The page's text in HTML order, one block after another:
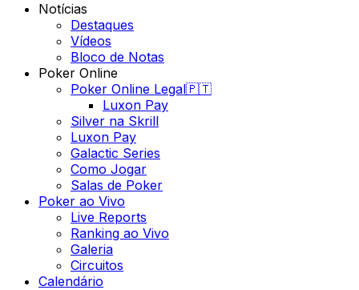
Notícias
Destaques
Vídeos
Bloco de Notas
Poker Online
Poker Online Legal🇵🇹
Luxon Pay
Silver na Skrill
Luxon Pay
Galactic Series
Como Jogar
Salas de Poker
Poker ao Vivo
Live Reports
Ranking ao Vivo
Galeria
Circuitos
Calendário